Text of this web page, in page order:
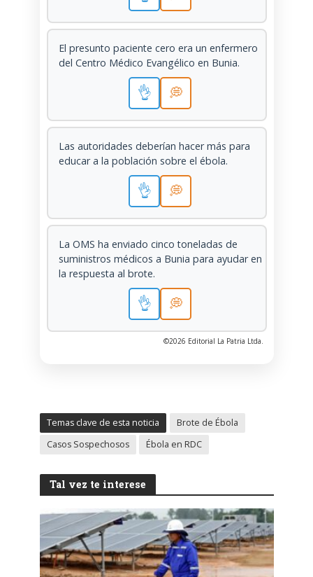
El presunto paciente cero era un enfermero
del Centro Médico Evangélico en Bunia.
👌 💭
Las autoridades deberían hacer más para
educar a la población sobre el ébola.
👌 💭
La OMS ha enviado cinco toneladas de
suministros médicos a Bunia para ayudar en
la respuesta al brote.
👌 💭
©2026 Editorial La Patria Ltda.
Temas clave de esta noticia
Brote de Ébola
Casos Sospechosos
Ébola en RDC
Tal vez te interese